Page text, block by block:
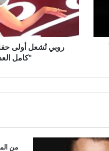
حضور
العدد"
"كامل
من